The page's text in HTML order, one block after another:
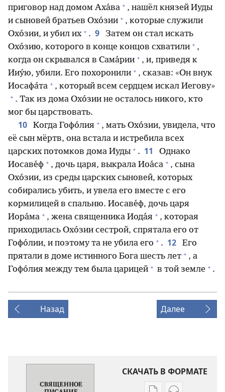
приговор над домом Аха́ва + , нашёл князей Иуды
и сыновей братьев Охо́зии + , которые служили
Охо́зии, и убил их + . 9
Затем он стал искать
Охо́зию, которого в конце концов схватили + ,
когда он скрывался в Сама́рии + , и, приведя к
Ииу́ю, убили. Его похоронили + , сказав: «Он внук
Иосафа́та + , который всем сердцем искал Иегову»
+ . Так из дома Охо́зии не осталось никого, кто
мог бы царствовать.
10 Когда Гофо́лия + , мать Охо́зии, увидела, что
её сын мёртв, она встала и истребила всех
царских потомков дома Иуды + . 11
Однако
Иосаве́ф + , дочь царя, выкрала Иоа́са + , сына
Охо́зии, из среды царских сыновей, которых
собирались убить, и увела его вместе с его
кормилицей в спальню. Иосаве́ф, дочь царя
Иора́ма + , жена священника Иода́я + , которая
приходилась Охо́зии сестрой, спрятала его от
Гофо́лии, и поэтому та не убила его + . 12
Его
прятали в доме истинного Бога шесть лет + , а
Гофо́лия между тем была царицей + в той земле + .
Назад Далее
СКАЧАТЬ В ФОРМАТЕ